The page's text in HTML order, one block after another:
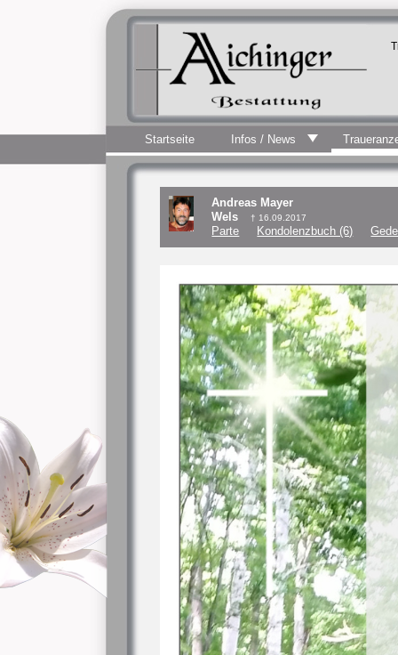
Startseite Infos / News
Andreas Mayer
Wels
† 16.09.2017
Parte Kondolenzbuch (6)